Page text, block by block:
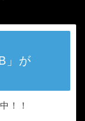
」が
！！